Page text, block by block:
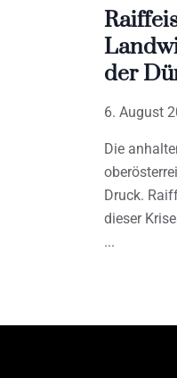
der
6. August
Die
Druck.
dieser